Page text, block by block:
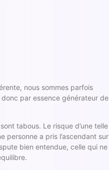
nous sommes parfois
par essence générateur de
tabous. Le risque d’une telle
personne a pris l’ascendant sur
bien entendue, celle qui ne